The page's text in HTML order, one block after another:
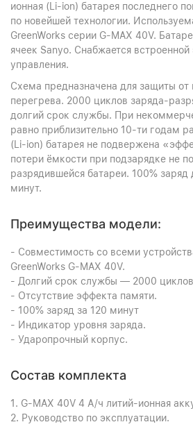
ионная (Li-ion) батарея последнего
по новейшей технологии.
GreenWorks серии G-MAX 40V.
ячеек Sanyo. Снабжается
управления.
Схема предназначена для защиты от
перегрева. 2000 циклов заряда-
долгий срок службы. При
равно приблизительно 10-ти годам
(Li-ion) батарея не подвержена
потери ёмкости при подзарядке не
разрядившейся батареи. 100% заряд
минут.
Преимущества модели:
- Совместимость со всеми
GreenWorks G-MAX 40V.
- Долгий срок службы — 2000
- Отсутствие эффекта памяти.
- 100% заряд за 120 минут
- Индикатор уровня заряда.
- Ударопрочный корпус.
Состав комплекта
1. G-MAX 40V 4 А/ч литий-ионная
2. Руководство по эксплуатации.